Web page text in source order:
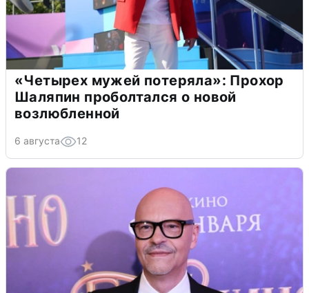
«Четырех мужей потеряла»: Прохор
Шаляпин проболтался о новой
возлюбленной
6 августа 12